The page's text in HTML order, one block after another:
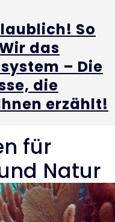
So
das
– Die
die
erzählt!
für
Natur